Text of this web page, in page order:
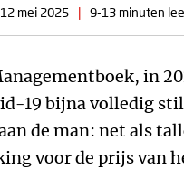
12 mei 2025 | 9-13 minuten
in
19 bijna volledig
de man: net als
voor de prijs van